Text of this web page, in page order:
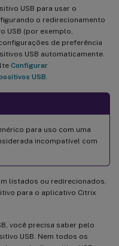
USB para usar o
o redirecionamento
USB (por exemplo,
de preferência
USB automaticamente.
Configurar
USB
para uso com uma
incompatível com
listados ou redirecionados,
para o aplicativo Citrix
você precisa saber pelo
USB. Nem todos os